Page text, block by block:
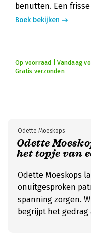
benutten. Een
Boek bekijken
Op voorraad | Vandaag
Gratis verzonden
Odette
het topje van
Odette Moeskops
Odette Moeskops
onuitgesproken
spanning zorgen.
begrijpt het gedrag